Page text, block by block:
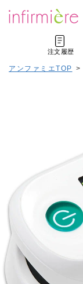
注文履歴
アンファミエTOP >